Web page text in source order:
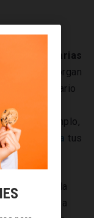
inversor
ser
ordinarias
que otorgan
un propietario
al
Si, por ejemplo,
compañía tus
un 20%.
establezca la
el derecho a